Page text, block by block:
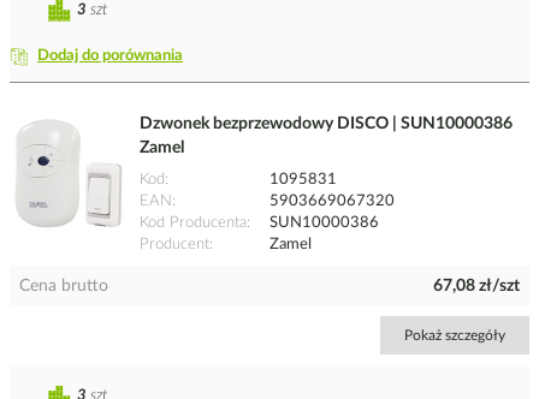
Dodaj do porównania
3 szt
Dzwonek bezprzewodowy DISCO | SUN10000386
Zamel
Kod
1095831
EAN
5903669067320
Kod Producenta
SUN10000386
Producent
Zamel
Cena brutto 67,08 zł/szt
Pokaż szczegóły